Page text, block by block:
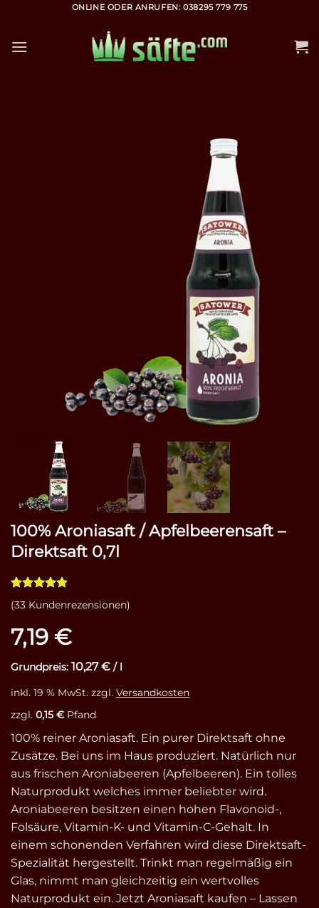
springen
ONLINE ODER ANRUFEN: 038295 779 775
100% Aroniasaft / Apfelbeerensaft –
Direktsaft 0,7l
Bewertet
mit4.79
basierend
auf
33
(33 Kundenrezensionen)
7,19 €
Grundpreis: 10,27€ / l
inkl. 19 % MwSt. zzgl. Versandkosten
zzgl. 0,15 €Pfand
100% reiner Aroniasaft. Ein purer Direktsaft ohne
Zusätze. Bei uns im Haus produziert. Natürlich nur
aus frischen Aroniabeeren (Apfelbeeren). Ein tolles
Naturprodukt welches immer beliebter wird.
Aroniabeeren besitzen einen hohen Flavonoid-,
Folsäure, Vitamin-K- und Vitamin-C-Gehalt. In
einem schonenden Verfahren wird diese Direktsaft-
Spezialität hergestellt. Trinkt man regelmäßig ein
Glas, nimmt man gleichzeitig ein wertvolles
Naturprodukt ein. Jetzt Aroniasaft kaufen – Lassen